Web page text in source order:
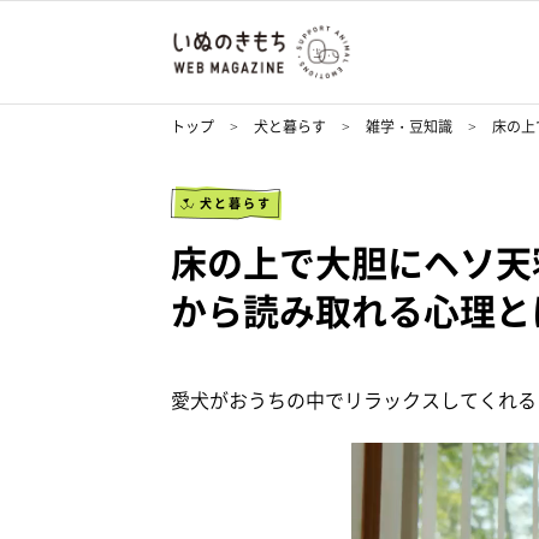
トップ 犬と暮らす 雑学・豆知識 床の
犬と暮らす
床の上で大胆にヘソ
から読み取れる心理
愛犬がおうちの中でリラックスしてくれ